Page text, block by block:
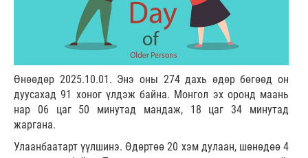
Өнөөдөр 2025.10.01. Энэ оны 274 дахь өдөр бөгөөд он
дуусахад 91 хоног үлдэж байна. Монгол эх оронд маань
нар 06 цаг 50 минутад мандаж, 18 цаг 34 минутад
жаргана.
Улаанбаатарт үүлшинэ. Өдөртөө 20 хэм дулаан, шөнөдөө 4